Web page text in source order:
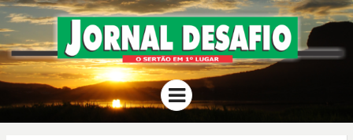
JORNAL
DESAFIO
O Sertão em 1º Lugar
Menu